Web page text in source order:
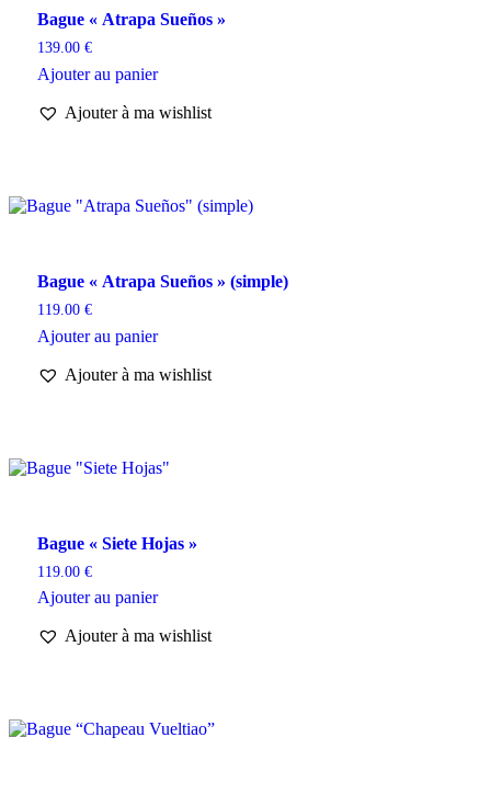
Bague « Atrapa Sueños »
139.00 €
Ajouter au panier
Ajouter à ma wishlist
Bague « Atrapa Sueños » (simple)
119.00 €
Ajouter au panier
Ajouter à ma wishlist
Bague « Siete Hojas »
119.00 €
Ajouter au panier
Ajouter à ma wishlist